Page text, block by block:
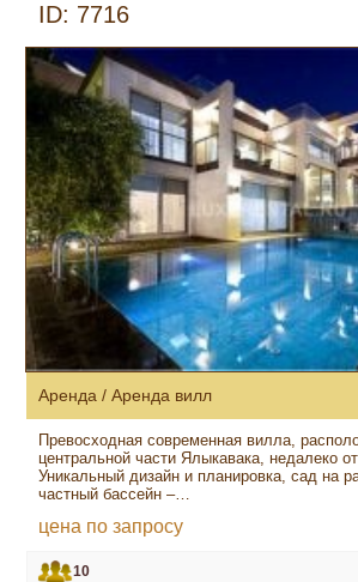
ID: 7716
Аренда / Аренда вилл
Превосходная современная вилла,
центральной части Ялыкавака, недалеко
Уникальный дизайн и планировка, сад на
частный бассейн –…
цена по запросу
10